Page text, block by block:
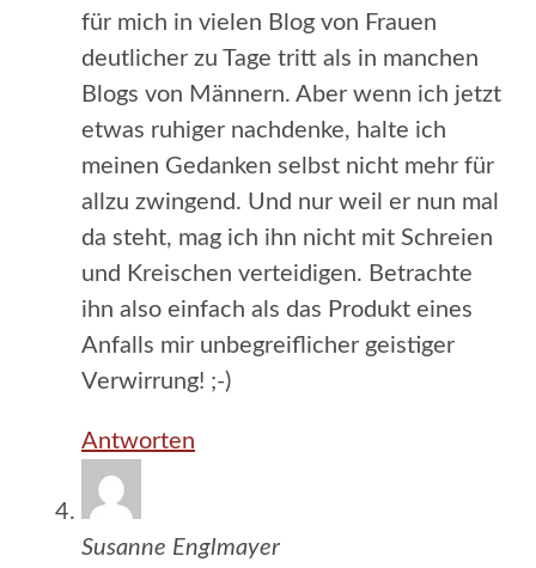
für mich in vielen Blog von Frauen
deutlicher zu Tage tritt als in manchen
Blogs von Männern. Aber wenn ich jetzt
etwas ruhiger nachdenke, halte ich
meinen Gedanken selbst nicht mehr für
allzu zwingend. Und nur weil er nun mal
da steht, mag ich ihn nicht mit Schreien
und Kreischen verteidigen. Betrachte
ihn also einfach als das Produkt eines
Anfalls mir unbegreiflicher geistiger
Verwirrung! ;-)
Antworten
Susanne Englmayer